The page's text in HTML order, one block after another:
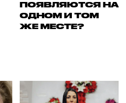
ПОЯВЛЯЮТСЯ НА
ОДНОМ И ТОМ
ЖЕ МЕСТЕ?